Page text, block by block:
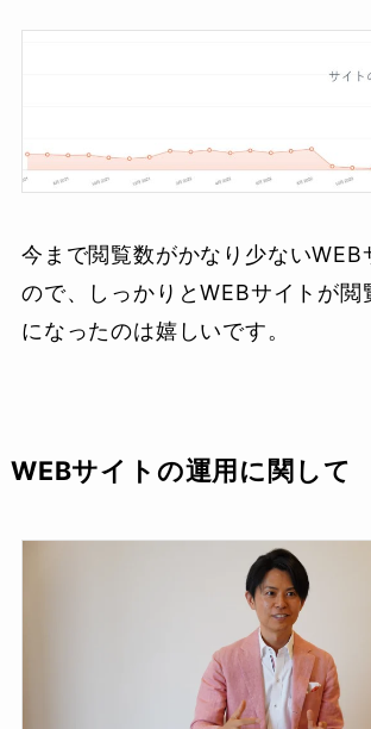
今まで閲覧数がかなり少ないWEB
ので、しっかりとWEBサイトが閲
になったのは嬉しいです。
WEBサイトの運用に関して